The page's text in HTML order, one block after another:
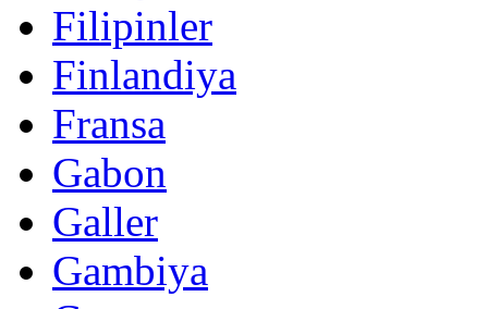
Filipinler
Finlandiya
Fransa
Gabon
Galler
Gambiya